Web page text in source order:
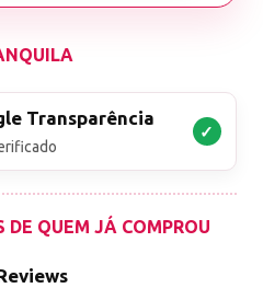
Transparência
✓
DE QUEM JÁ COMPROU